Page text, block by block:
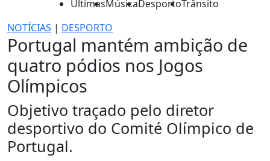
ÚltimasMúsicaDesportoTrânsito
NOTÍCIAS | DESPORTO
Portugal mantém ambição de
quatro pódios nos Jogos
Olímpicos
Objetivo traçado pelo diretor
desportivo do Comité Olímpico de
Portugal.